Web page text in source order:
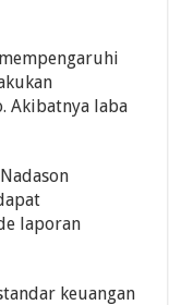
Akibatnya laba
laporan
keuangan